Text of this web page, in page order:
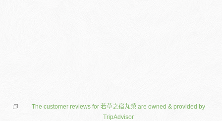
The customer reviews for 若草之宿丸榮 are owned & provided by
TripAdvisor